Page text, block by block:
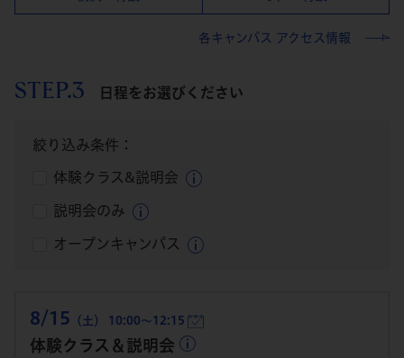
各キャンパス アクセス情報
STEP.3 日程をお選びください
絞り込み条件：
体験クラス&説明会
説明会のみ
オープンキャンパス
8/15 （土） 10:00～12:15
体験クラス＆説明会